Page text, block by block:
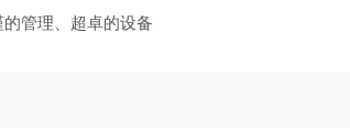
理、超卓的设备